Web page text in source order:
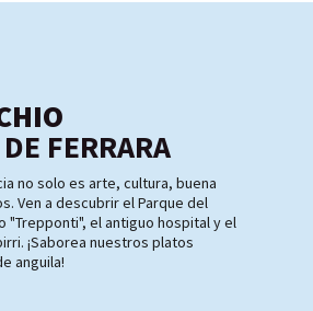
FERRARA
no solo es arte, cultura, buena
Ven a descubrir el Parque del
"Trepponti", el antiguo hospital y el
¡Saborea nuestros platos
anguila!